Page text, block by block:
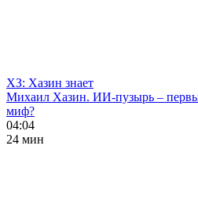
ХЗ: Хазин знает
Михаил Хазин. ИИ-пузырь –
миф?
04:04
24 мин